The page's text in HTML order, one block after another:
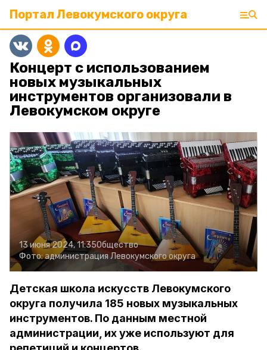
Портал Левокумского округа
Концерт с использованием
новых музыкальных
инструментов организовали в
Левокумском округе
13 июня 2024, 11:35Общество
Фото:администрация Левокумского округа
Детская школа искусств Левокумского
округа получила 185 новых музыкальных
инструментов. По данным местной
администрации, их уже используют для